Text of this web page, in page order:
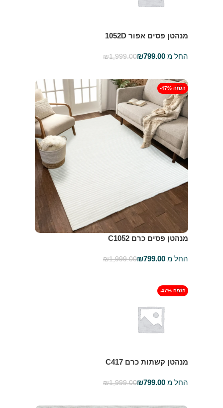
מנהטן פסים אפור 1052D
החל מ ₪799.00
₪1,999.00
-47% הנחה
מנהטן פסים כרם C1052
החל מ ₪799.00
₪1,999.00
-47% הנחה
מנהטן קשתות כרם C417
החל מ ₪799.00
₪1,999.00